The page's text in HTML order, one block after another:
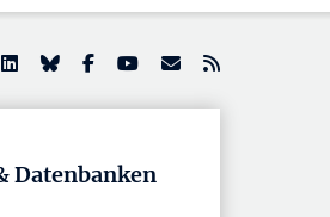
Datenbanken